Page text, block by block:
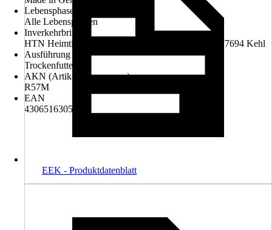
Lebensphase
Alle Lebensphasen
Inverkehrbringer
HTN Heimtiernahrung GmbH, Weststrasse 29, D- 77694 Kehl
Ausführung
Trockenfutter
AKN (Artikelkurznummer)
R57M
EAN
4306516305704
EEK - Produktdatenblatt